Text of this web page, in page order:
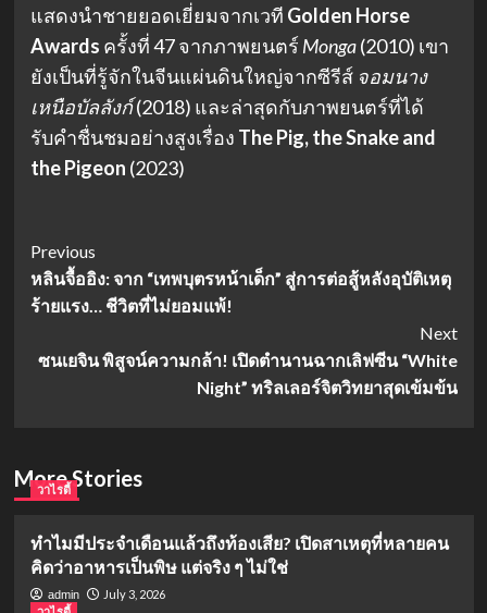
แสดงนำชายยอดเยี่ยมจากเวที Golden Horse
Awards ครั้งที่ 47 จากภาพยนตร์ Monga(2010) เขา
ยังเป็นที่รู้จักในจีนแผ่นดินใหญ่จากซีรีส์ จอมนาง
เหนือบัลลังก์(2018) และล่าสุดกับภาพยนตร์ที่ได้
รับคำชื่นชมอย่างสูงเรื่อง The Pig, the Snake and
the Pigeon (2023)
Post
Navigation
Previous
หลินจื้ออิง: จาก “เทพบุตรหน้าเด็ก” สู่การต่อสู้หลังอุบัติเหตุ
ร้ายแรง… ชีวิตที่ไม่ยอมแพ้!
Next
ซนเยจิน พิสูจน์ความกล้า! เปิดตำนานฉากเลิฟซีน “White
Night” ทริลเลอร์จิตวิทยาสุดเข้มข้น
More Stories
วาไรตี้
ทำไมมีประจำเดือนแล้วถึงท้องเสีย? เปิดสาเหตุที่หลายคน
คิดว่าอาหารเป็นพิษ แต่จริง ๆ ไม่ใช่
admin
July 3, 2026